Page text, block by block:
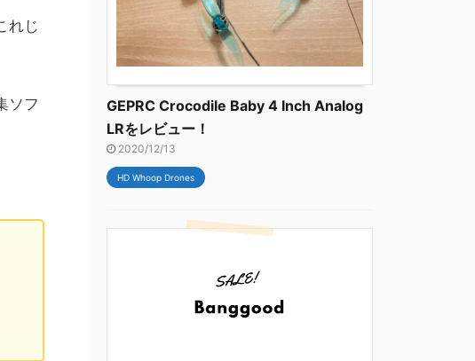
れじ
ソフ
GEPRC Crocodile Baby 4 Inch Analog
LRをレビュー！
2020/12/13
HD Whoop Drones